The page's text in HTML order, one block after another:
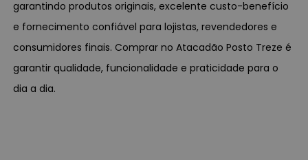
garantindo produtos originais, excelente custo-benefício
e fornecimento confiável para lojistas, revendedores e
consumidores finais. Comprar no Atacadão Posto Treze é
garantir qualidade, funcionalidade e praticidade para o
dia a dia.